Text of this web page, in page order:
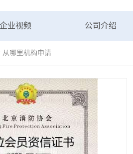
企业视频 公司介绍
从哪里机构申请